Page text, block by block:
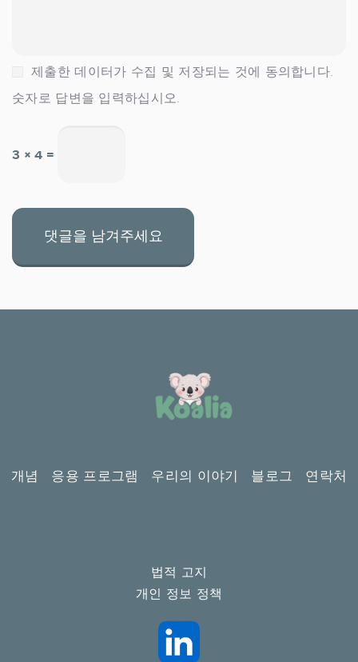
제출한 데이터가 수집 및 저장되는 것에 동의합니다.
숫자로 답변을 입력하십시오.
3 × 4 =
개념 응용 프로그램 우리의 이야기 블로그 연락처
법적 고지
개인 정보 정책